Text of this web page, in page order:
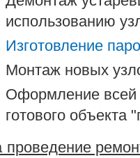
использованию
Изготовление
Монтаж новых
Оформление всей
готового объекта
проведение